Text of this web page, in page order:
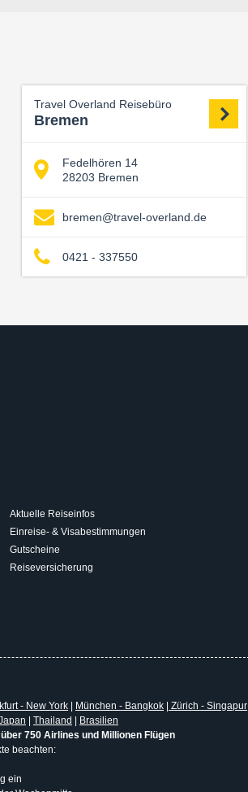
Travel Overland Reisebüro
Bremen
Fedelhören 14
28203 Bremen
bremen@travel-overland.de
0421 - 337550
Aktuelle Reiseinfos
Einreise- & Visabestimmungen
Gutscheine
Reiseversicherung
- New York München - Bangkok
Zürich - Singapur
Thailand
Brasilien
750 Airlines und Millionen Flügen
beachten:
ein